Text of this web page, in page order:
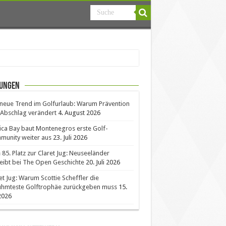
Trend im Golfurlaub: Warum Prävention
verändert 4. August 2026
Bay baut Montenegros erste Golf-
weiter aus 23. Juli 2026
85. Platz zur Claret Jug: Neuseeländer
bei The Open Geschichte 20. Juli 2026
Jug: Warum Scottie Scheffler die
Golftrophäe zurückgeben muss 15.